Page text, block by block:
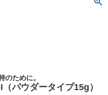
のために。
パウダータイプ15g）